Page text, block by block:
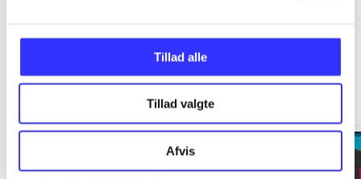
Tillad alle
Tillad valgte
Afvis
Minder om